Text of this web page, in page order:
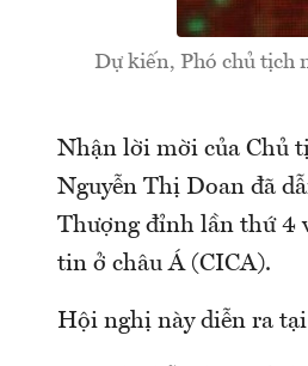
Dự kiến, Phó chủ tịch
Nhận lời mời của Chủ
Nguyễn Thị Doan đã
Thượng đỉnh lần thứ 4
tin ở châu Á (CICA).
Hội nghị này diễn ra